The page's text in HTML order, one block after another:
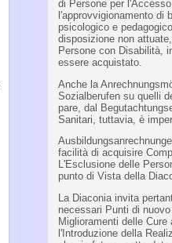
di Persone per
l'approvvigionamento di
psicologico e
disposizione non
Persone con Disabilità,
essere acquistato.
Anche la
Sozialberufen su quelli
pare, dal
Sanitari, tuttavia, è
facilità di acquisire
L'Esclusione delle
punto di Vista della
La Diaconia invita
necessari Punti di
Miglioramenti delle
l'Introduzione della